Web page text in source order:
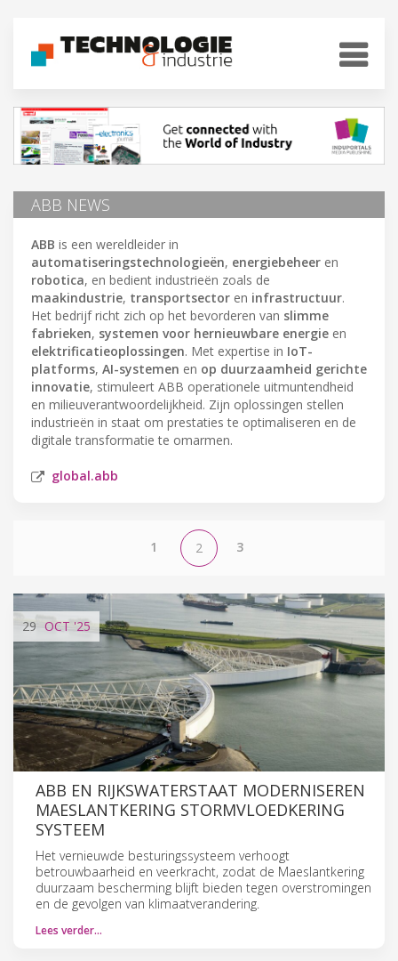
ABB NEWS
ABB is een wereldleider in
automatiseringstechnologieën, energiebeheer en
robotica, en bedient industrieën zoals de
maakindustrie, transportsector en infrastructuur.
Het bedrijf richt zich op het bevorderen van slimme
fabrieken, systemen voor hernieuwbare energie en
elektrificatieoplossingen. Met expertise in IoT-
platforms, AI-systemen en op duurzaamheid gerichte
innovatie, stimuleert ABB operationele uitmuntendheid
en milieuverantwoordelijkheid. Zijn oplossingen stellen
industrieën in staat om prestaties te optimaliseren en de
digitale transformatie te omarmen.
global.abb
1 2 3
29 OCT '25
ABB EN RIJKSWATERSTAAT MODERNISEREN
MAESLANTKERING STORMVLOEDKERING
SYSTEEM
Het vernieuwde besturingssysteem verhoogt
betrouwbaarheid en veerkracht, zodat de Maeslantkering
duurzaam bescherming blijft bieden tegen overstromingen
en de gevolgen van klimaatverandering.
Lees verder…